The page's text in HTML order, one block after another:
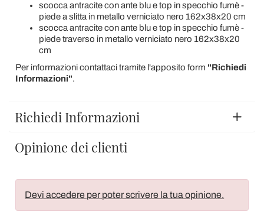
scocca antracite con ante blu e top in specchio fumè -
piede a slitta in metallo verniciato nero 162x38x20 cm
scocca antracite con ante blu e top in specchio fumè -
piede traverso in metallo verniciato nero 162x38x20
cm
Per informazioni contattaci tramite l'apposito form "Richiedi
Informazioni".
Richiedi Informazioni
Opinione dei clienti
Devi accedere per poter scrivere la tua opinione.